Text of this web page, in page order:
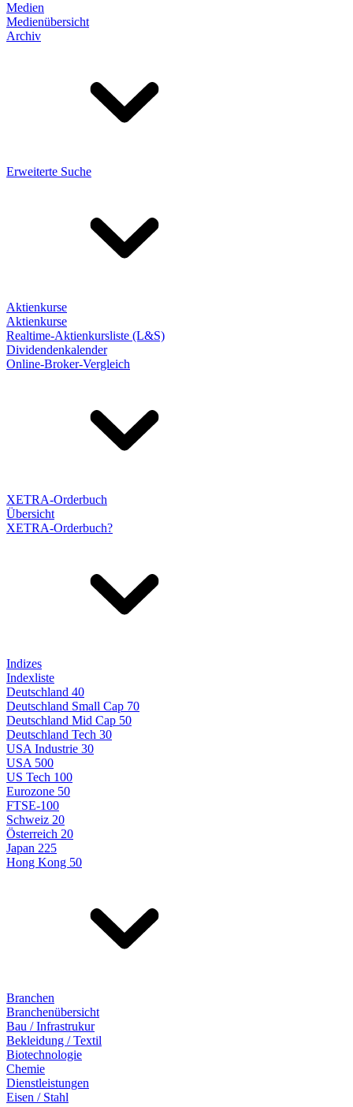
Medien
Medienübersicht
Archiv
Erweiterte Suche
Aktienkurse
Aktienkurse
Realtime-Aktienkursliste (L&S)
Dividendenkalender
Online-Broker-Vergleich
XETRA-Orderbuch
Übersicht
XETRA-Orderbuch?
Indizes
Indexliste
Deutschland 40
Deutschland Small Cap 70
Deutschland Mid Cap 50
Deutschland Tech 30
USA Industrie 30
USA 500
US Tech 100
Eurozone 50
FTSE-100
Schweiz 20
Österreich 20
Japan 225
Hong Kong 50
Branchen
Branchenübersicht
Bau / Infrastrukur
Bekleidung / Textil
Biotechnologie
Chemie
Dienstleistungen
Eisen / Stahl